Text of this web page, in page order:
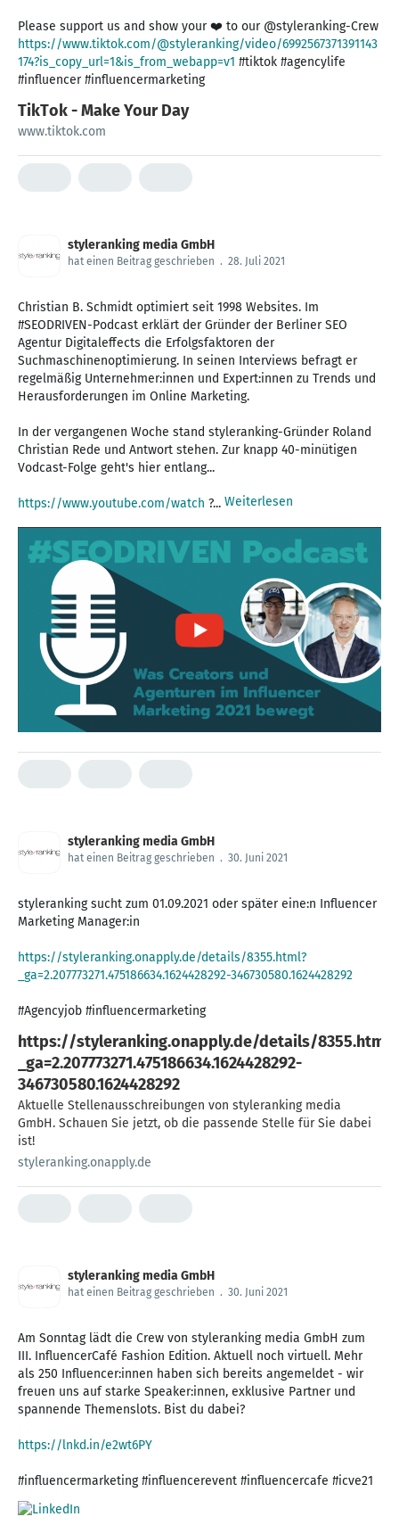
Please support us and show your ❤️ to our @styleranking-Crew
https://www.tiktok.com/@styleranking/video/6992567371391143
174?is_copy_url=1&is_from_webapp=v1 #tiktok #agencylife
#influencer #influencermarketing
TikTok - Make Your Day
www.tiktok.com
styleranking media GmbH
hat einen Beitrag geschrieben . 28. Juli 2021
Christian B. Schmidt optimiert seit 1998 Websites. Im
#SEODRIVEN-Podcast erklärt der Gründer der Berliner SEO
Agentur Digitaleffects die Erfolgsfaktoren der
Suchmaschinenoptimierung. In seinen Interviews befragt er
regelmäßig Unternehmer:innen und Expert:innen zu Trends und
Herausforderungen im Online Marketing.
In der vergangenen Woche stand styleranking-Gründer Roland
Christian Rede und Antwort stehen. Zur knapp 40-minütigen
Vodcast-Folge geht's hier entlang...
https://www.youtube.com/watch ?... Weiterlesen
styleranking media GmbH
hat einen Beitrag geschrieben . 30. Juni 2021
styleranking sucht zum 01.09.2021 oder später eine:n Influencer
Marketing Manager:in
https://styleranking.onapply.de/details/8355.html?
_ga=2.207773271.475186634.1624428292-346730580.1624428292
#Agencyjob #influencermarketing
https://styleranking.onapply.de/details/8355.html?
_ga=2.207773271.475186634.1624428292-
346730580.1624428292
Aktuelle Stellenausschreibungen von styleranking media
GmbH. Schauen Sie jetzt, ob die passende Stelle für Sie dabei
ist!
styleranking.onapply.de
styleranking media GmbH
hat einen Beitrag geschrieben . 30. Juni 2021
Am Sonntag lädt die Crew von styleranking media GmbH zum
III. InfluencerCafé Fashion Edition. Aktuell noch virtuell. Mehr
als 250 Influencer:innen haben sich bereits angemeldet - wir
freuen uns auf starke Speaker:innen, exklusive Partner und
spannende Themenslots. Bist du dabei?
https://lnkd.in/e2wt6PY
#influencermarketing #influencerevent #influencercafe #icve21